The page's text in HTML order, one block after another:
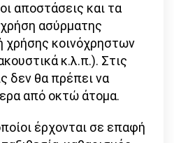
αποστάσεις και τα
ασύρματης
χρήσης κοινόχρηστων
κ.λ.π.). Στις
δεν θα πρέπει να
από οκτώ άτομα.
έρχονται σε επαφή